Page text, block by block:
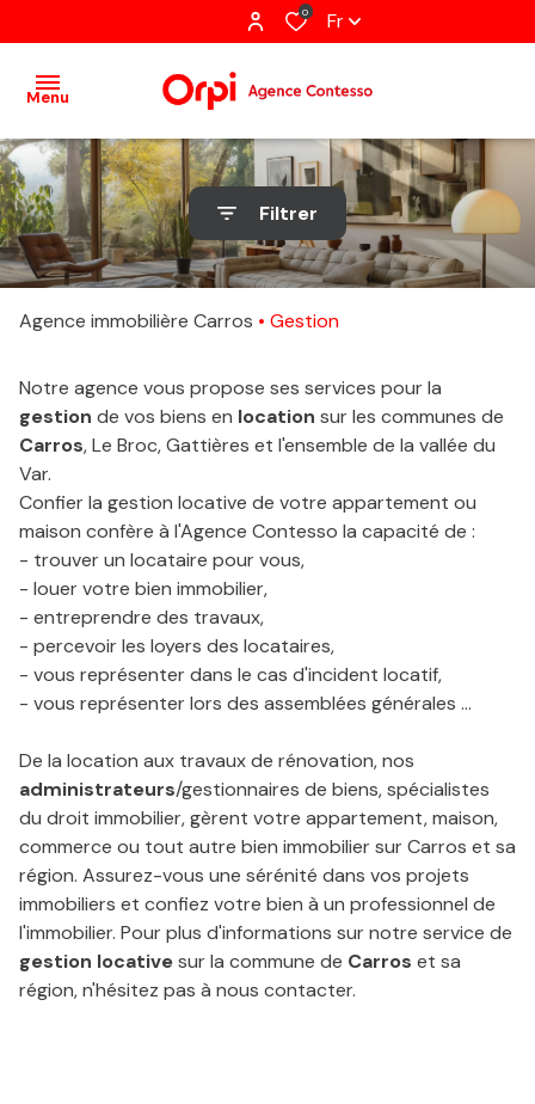
0 Fr
Menu
accueil
acheter
pro
gestion
estimation
l'équipe
contact
Filtrer
Agence immobilière Carros Gestion
Notre agence vous propose ses services pour la
gestion de vos biens en location sur les communes de
Carros, Le Broc, Gattières et l'ensemble de la vallée du
Var.
Confier la gestion locative de votre appartement ou
maison confère à l'Agence Contesso la capacité de :
- trouver un locataire pour vous,
- louer votre bien immobilier,
- entreprendre des travaux,
- percevoir les loyers des locataires,
- vous représenter dans le cas d'incident locatif,
- vous représenter lors des assemblées générales ...
De la location aux travaux de rénovation, nos
administrateurs/gestionnaires de biens, spécialistes
du droit immobilier, gèrent votre appartement, maison,
commerce ou tout autre bien immobilier sur Carros et sa
région. Assurez-vous une sérénité dans vos projets
immobiliers et confiez votre bien à un professionnel de
l'immobilier. Pour plus d'informations sur notre service de
gestion locativesur la commune de Carros et sa
région, n'hésitez pas à nous contacter.